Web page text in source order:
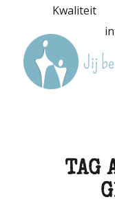
Kwaliteit
TAG